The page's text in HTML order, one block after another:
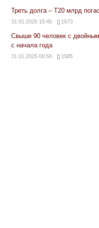
Треть долга – Т20 млрд
31.01.2025 10:45 1673
Свыше 90 человек с
с начала года
31.01.2025 09:50 1585